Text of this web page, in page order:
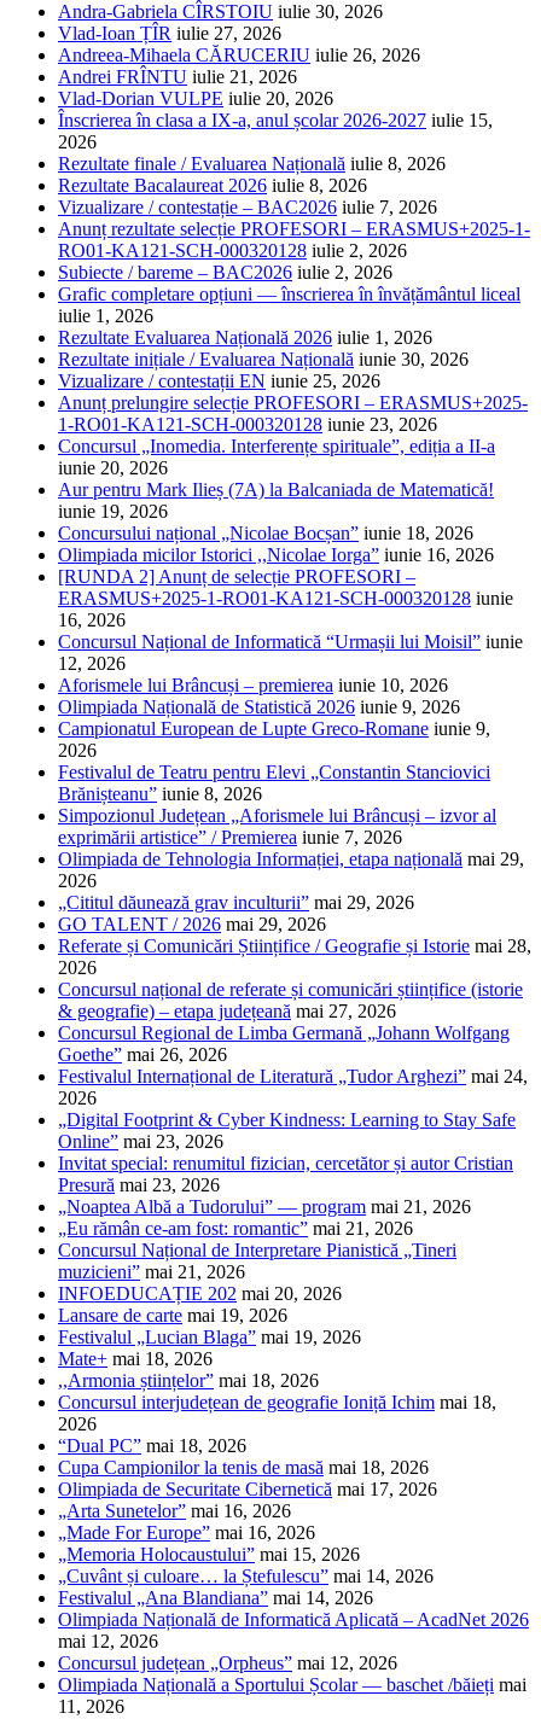
Andra-Gabriela CÎRSTOIU iulie 30, 2026
Vlad-Ioan ȚÎR iulie 27, 2026
Andreea-Mihaela CĂRUCERIU iulie 26, 2026
Andrei FRÎNTU iulie 21, 2026
Vlad-Dorian VULPE iulie 20, 2026
Înscrierea în clasa a IX-a, anul școlar 2026-2027 iulie 15,
2026
Rezultate finale / Evaluarea Națională iulie 8, 2026
Rezultate Bacalaureat 2026 iulie 8, 2026
Vizualizare / contestație – BAC2026 iulie 7, 2026
Anunț rezultate selecție PROFESORI – ERASMUS+2025-1-
RO01-KA121-SCH-000320128 iulie 2, 2026
Subiecte / bareme – BAC2026 iulie 2, 2026
Grafic completare opțiuni — înscrierea în învățământul liceal
iulie 1, 2026
Rezultate Evaluarea Națională 2026 iulie 1, 2026
Rezultate inițiale / Evaluarea Națională iunie 30, 2026
Vizualizare / contestații EN iunie 25, 2026
Anunț prelungire selecție PROFESORI – ERASMUS+2025-
1-RO01-KA121-SCH-000320128 iunie 23, 2026
Concursul „Inomedia. Interferențe spirituale”, ediția a II-a
iunie 20, 2026
Aur pentru Mark Ilieș (7A) la Balcaniada de Matematică!
iunie 19, 2026
Concursului național „Nicolae Bocșan” iunie 18, 2026
Olimpiada micilor Istorici ,,Nicolae Iorga” iunie 16, 2026
[RUNDA 2] Anunț de selecție PROFESORI –
ERASMUS+2025-1-RO01-KA121-SCH-000320128 iunie
16, 2026
Concursul Național de Informatică “Urmașii lui Moisil” iunie
12, 2026
Aforismele lui Brâncuși – premierea iunie 10, 2026
Olimpiada Națională de Statistică 2026 iunie 9, 2026
Campionatul European de Lupte Greco-Romane iunie 9,
2026
Festivalul de Teatru pentru Elevi „Constantin Stanciovici
Brănișteanu” iunie 8, 2026
Simpozionul Județean „Aforismele lui Brâncuși – izvor al
exprimării artistice” / Premierea iunie 7, 2026
Olimpiada de Tehnologia Informației, etapa națională mai 29,
2026
„Cititul dăunează grav inculturii” mai 29, 2026
GO TALENT / 2026 mai 29, 2026
Referate și Comunicări Științifice / Geografie și Istorie mai 28,
2026
Concursul național de referate și comunicări științifice (istorie
& geografie) – etapa județeană mai 27, 2026
Concursul Regional de Limba Germană „Johann Wolfgang
Goethe” mai 26, 2026
Festivalul Internațional de Literatură „Tudor Arghezi” mai 24,
2026
„Digital Footprint & Cyber Kindness: Learning to Stay Safe
Online” mai 23, 2026
Invitat special: renumitul fizician, cercetător și autor Cristian
Presură mai 23, 2026
„Noaptea Albă a Tudorului” — program mai 21, 2026
„Eu rămân ce-am fost: romantic” mai 21, 2026
Concursul Național de Interpretare Pianistică „Tineri
muzicieni” mai 21, 2026
INFOEDUCAȚIE 202 mai 20, 2026
Lansare de carte mai 19, 2026
Festivalul „Lucian Blaga” mai 19, 2026
Mate+ mai 18, 2026
,,Armonia științelor” mai 18, 2026
Concursul interjudețean de geografie Ioniță Ichim mai 18,
2026
“Dual PC” mai 18, 2026
Cupa Campionilor la tenis de masă mai 18, 2026
Olimpiada de Securitate Cibernetică mai 17, 2026
„Arta Sunetelor” mai 16, 2026
„Made For Europe” mai 16, 2026
„Memoria Holocaustului” mai 15, 2026
„Cuvânt și culoare… la Ștefulescu” mai 14, 2026
Festivalul „Ana Blandiana” mai 14, 2026
Olimpiada Națională de Informatică Aplicată – AcadNet 2026
mai 12, 2026
Concursul județean „Orpheus” mai 12, 2026
Olimpiada Națională a Sportului Școlar — baschet /băieți mai
11, 2026